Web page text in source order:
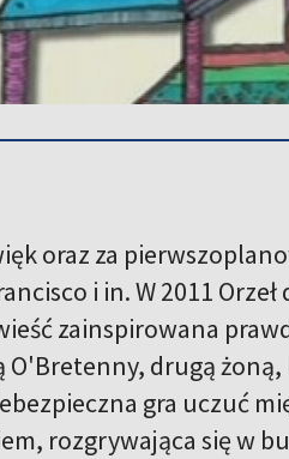
oraz za
i in. W 2011 Orzeł
zainspirowana
O'Bretenny, drugą
gra uczuć
rozgrywająca się w